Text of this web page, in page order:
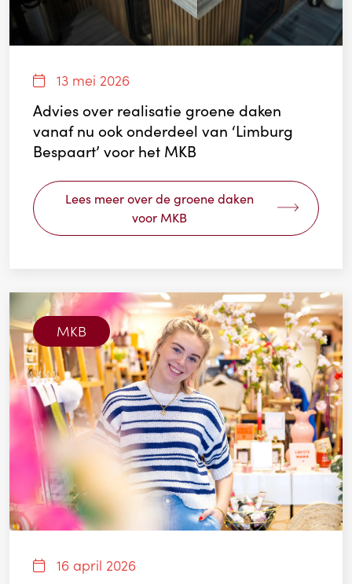
13 mei 2026
Advies over realisatie groene daken
vanaf nu ook onderdeel van ‘Limburg
Bespaart’ voor het MKB
Lees meer over de groene daken
voor MKB
16 april 2026
MKB